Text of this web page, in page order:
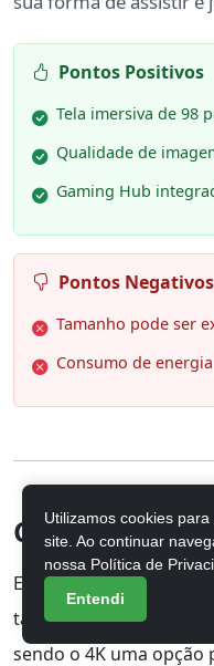
Pontos Positivos
Tela imersiva de 98
Qualidade de
Gaming Hub
Pontos Negativos
Tamanho pode ser
Consumo de
Como
Escolher a TV ideal vai
tamanho da tela. É
sendo o 4K uma
Utilizamos cookies
site. Ao continuar
nossa Política de
Entendi